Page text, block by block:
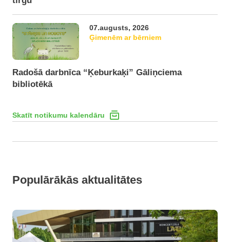
07.augusts, 2026
Ģimenēm ar bērniem
Radošā darbnīca “Ķeburkaķi” Gāliņciema
bibliotēkā
Skatīt notikumu kalendāru
Populārākās aktualitātes